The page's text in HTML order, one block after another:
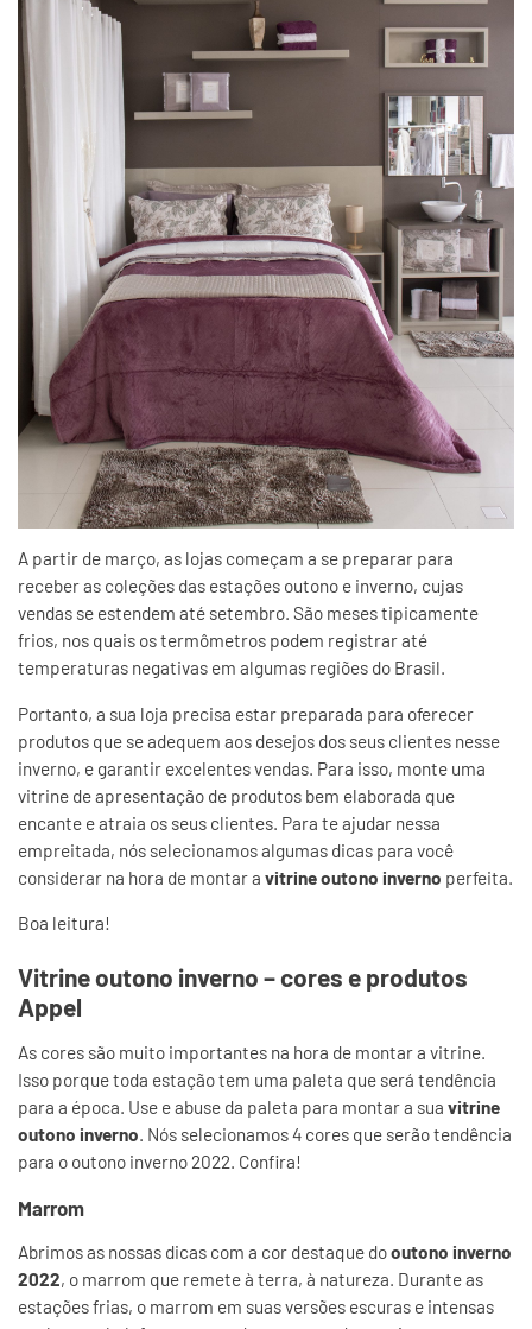
A partir de março, as lojas começam a se preparar para
receber as coleções das estações outono e inverno, cujas
vendas se estendem até setembro. São meses tipicamente
frios, nos quais os termômetros podem registrar até
temperaturas negativas em algumas regiões do Brasil.
Portanto, a sua loja precisa estar preparada para oferecer
produtos que se adequem aos desejos dos seus clientes nesse
inverno, e garantir excelentes vendas. Para isso, monte uma
vitrine de apresentação de produtos bem elaborada que
encante e atraia os seus clientes. Para te ajudar nessa
empreitada, nós selecionamos algumas dicas para você
considerar na hora de montar a vitrine outono inverno perfeita.
Boa leitura!
Vitrine outono inverno – cores e produtos
Appel
As cores são muito importantes na hora de montar a vitrine.
Isso porque toda estação tem uma paleta que será tendência
para a época. Use e abuse da paleta para montar a sua vitrine
outono inverno. Nós selecionamos 4 cores que serão tendência
para o outono inverno 2022. Confira!
Marrom
Abrimos as nossas dicas com a cor destaque dooutono inverno
2022, o marrom que remete à terra, à natureza. Durante as
estações frias, o marrom em suas versões escuras e intensas